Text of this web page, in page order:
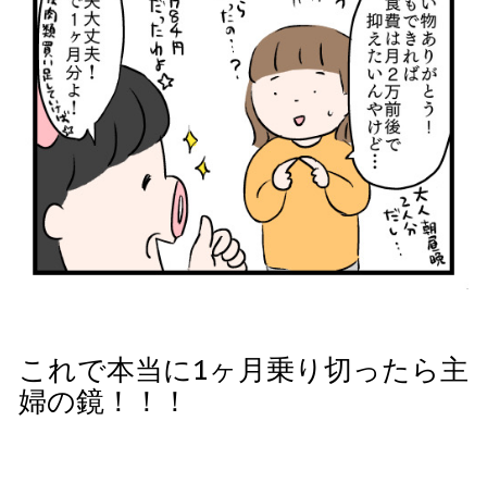
これで本当に1ヶ月乗り切ったら主
婦の鏡！！！